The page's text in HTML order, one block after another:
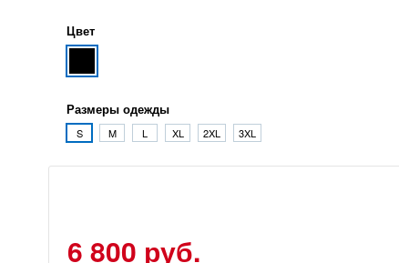
Цвет
Размеры одежды
S M L XL 2XL 3XL
6 800 руб.